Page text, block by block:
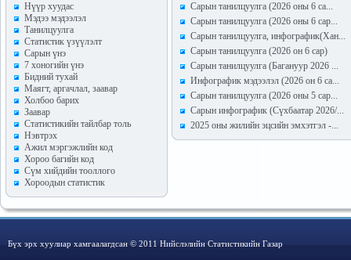
Hүүр хуудас
Мэдээ мэдээлэл
Танилцуулга
Статистик үзүүлэлт
Сарын үнэ
7 хоногийн үнэ
Бидний тухай
Маягт, аргачлал, заавар
Холбоо барих
Заавар
Статистикийн тайлбар толь
Нэвтрэх
Ажил мэргэжлийн код
Хороо багийн код
Сүм хийдийн тооллого
Хороодын статистик
Сарын танилцуулга (2026 оны 6 са...
Сарын танилцуулга (2026 оны 6 сар...
Сарын танилцуулга, инфографик(Хан...
Сарын танилцуулга (2026 он 6 сар)
Сарын танилцуулга (Багануур 2026 ...
Инфографик мэдээлэл (2026 он 6 са...
Сарын танилцуулга (2026 оны 5 сар...
Сарын инфографик (Сүхбаатар 2026/...
2025 оны жилийн эцсийн эмхэтгэл -...
Бүх эрх хуулиар хамгаалагдсан © 2011 Нийслэлийн Статистикийн Газар